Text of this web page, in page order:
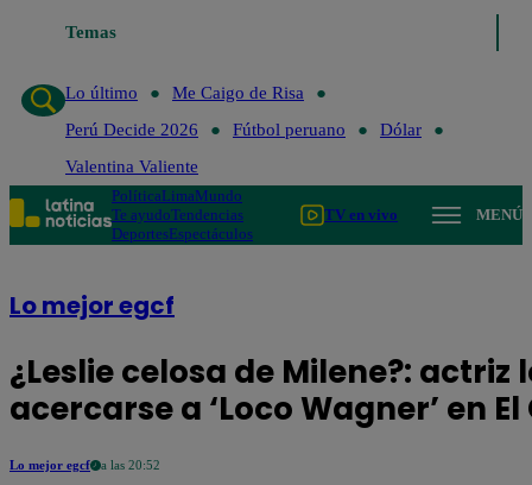
Temas
Lo último
Me Caigo de Risa
Perú Decide 2026
Fútbol peruano
Dólar
Valentina Valiente
PolíticaLimaMundo
Te ayudoTendencias
DeportesEspectáculos
TV en vivo MENÚ
Lo mejor egcf
¿Leslie celosa de Milene?:
acercarse a ‘Loco Wagner’ en
Lo mejor egcf a las 20:52